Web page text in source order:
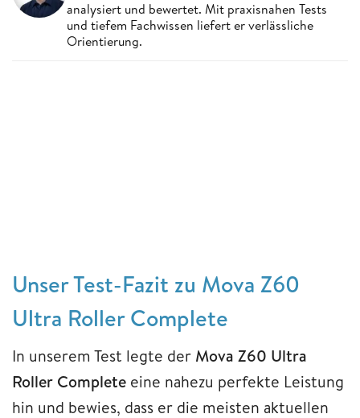
analysiert und bewertet. Mit praxisnahen Tests
und tiefem Fachwissen liefert er verlässliche
Orientierung.
Unser Test-Fazit zu Mova Z60
Ultra Roller Complete
In unserem Test legte der Mova Z60 Ultra
Roller Complete eine nahezu perfekte Leistung
hin und bewies, dass er die meisten aktuellen